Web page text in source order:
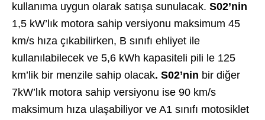
kullanıma uygun olarak satışa sunulacak. S02’nin
1,5 kW’lık motora sahip versiyonu maksimum 45
km/s hıza çıkabilirken, B sınıfı ehliyet ile
kullanılabilecek ve 5,6 kWh kapasiteli pili le 125
km’lik bir menzile sahip olacak. S02’nin bir diğer
7kW’lık motora sahip versiyonu ise 90 km/s
maksimum hıza ulaşabiliyor ve A1 sınıfı motosiklet